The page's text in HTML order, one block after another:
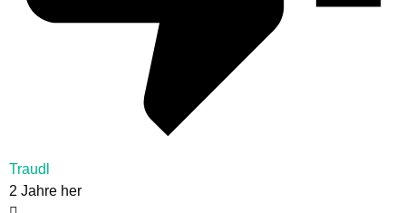
Traudl
2 Jahre her